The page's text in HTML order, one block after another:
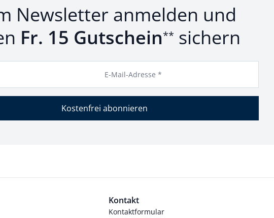
Newsletter anmelden und
Fr. 15 Gutschein** sichern
E-Mail-Adresse *
Kostenfrei abonnieren
Kontakt
Kontaktformular